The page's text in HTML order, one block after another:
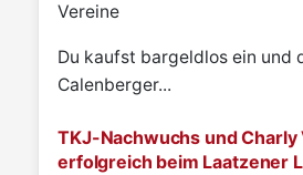
Vereine
Du kaufst bargeldlos ein und
Calenberger...
TKJ-Nachwuchs und Charly
erfolgreich beim Laatzener